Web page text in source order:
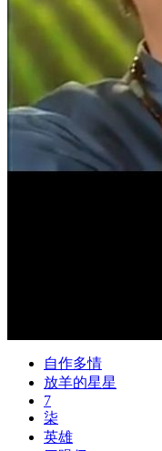
自作多情
放羊的星星
7
柒
英雄